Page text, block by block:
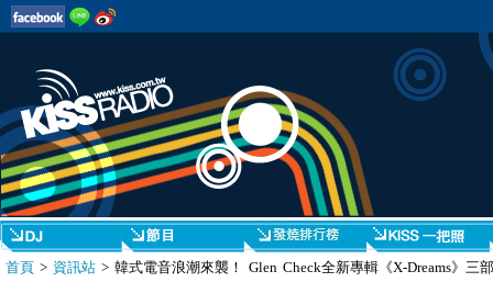
首頁 > 資訊站 > 韓式電音浪潮來襲！ Glen Check全新專輯《X-Dreams》三